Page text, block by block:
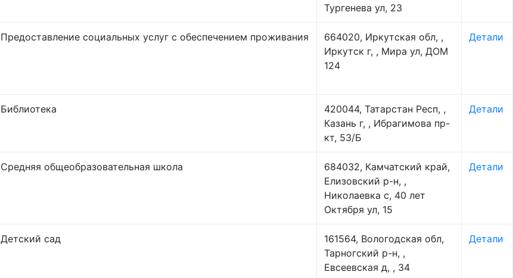
Тургенева ул, 23
Предоставление социальных услуг с обеспечением проживания
664020, Иркутская обл, ,
Иркутск г, , Мира ул, ДОМ
124
Детали
Библиотека
420044, Татарстан Респ, ,
Казань г, , Ибрагимова пр-
кт, 53/Б
Детали
Средняя общеобразовательная школа
684032, Камчатский край,
Елизовский р-н, ,
Николаевка с, 40 лет
Октября ул, 15
Детали
Детский сад
161564, Вологодская обл,
Тарногский р-н, ,
Евсеевская д, , 34
Детали